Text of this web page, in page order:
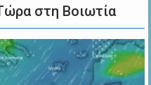
στη Βοιωτία